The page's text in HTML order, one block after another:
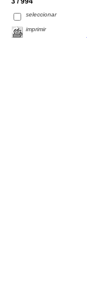
seleccionar
imprimir